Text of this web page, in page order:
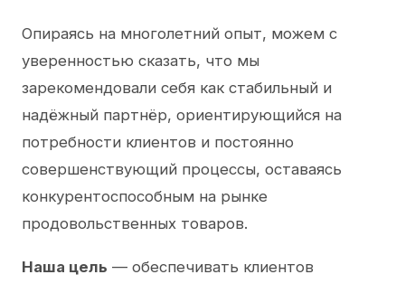
Опираясь на многолетний опыт, можем с
уверенностью сказать, что мы
зарекомендовали себя как стабильный и
надёжный партнёр, ориентирующийся на
потребности клиентов и постоянно
совершенствующий процессы, оставаясь
конкурентоспособным на рынке
продовольственных товаров.
Наша цель — обеспечивать клиентов